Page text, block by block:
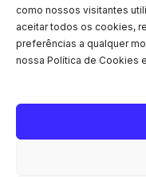
como nossos visitantes
aceitar todos os cookies,
preferências a qualquer
nossa Política de Cookies
WhatsApp
📱 (16) 99207-7886
🕒 07h30 às 17h